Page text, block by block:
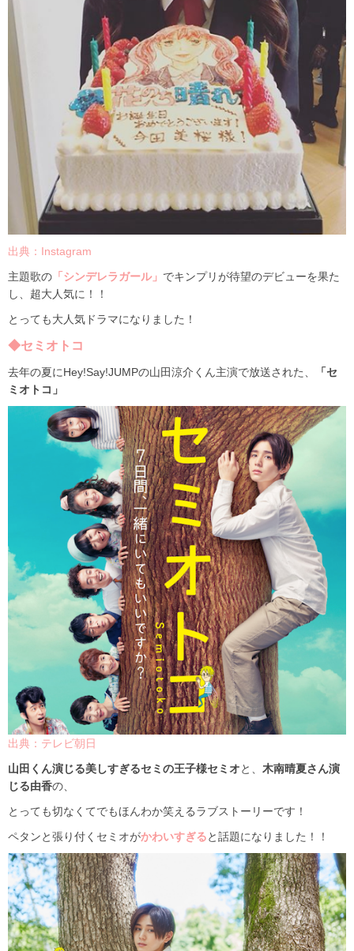
出典：Instagram
主題歌の 「シンデレラガール」 でキンプリが待望のデビューを果た
し、超大人気に！！
とっても大人気ドラマになりました！
◆セミオトコ
去年の夏にHey!Say!JUMPの山田涼介くん主演で放送された、
「セ
ミオトコ」
出典：テレビ朝日
山田くん演じる美しすぎるセミの王子様セミオと、 木南晴夏さん演
じる由香の、
とっても切なくてでもほんわか笑えるラブストーリーです！
ペタンと張り付くセミオがかわいすぎると話題になりました！！